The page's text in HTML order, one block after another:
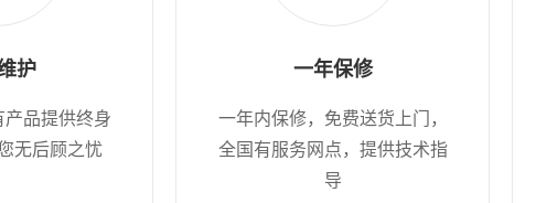
护
产品提供终身
无后顾之忧
一年保修
一年内保修，免费送货上门，
全国有服务网点，提供技术指
导